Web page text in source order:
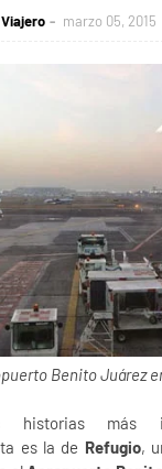
marzo 05, 2015
Benito Juárez
más
es la de Refugio,